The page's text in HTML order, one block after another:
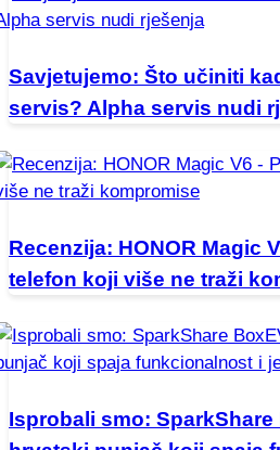
Savjetujemo: Što učiniti
servis? Alpha servis nudi
Recenzija: HONOR Magic
telefon koji više ne traži
Isprobali smo: SparkShare